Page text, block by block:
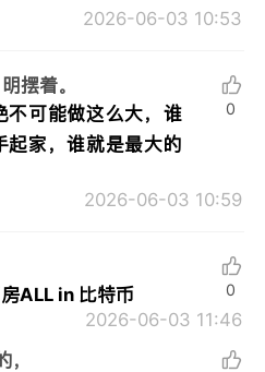
2026-06-03 10:53
摆着。
不可能做这么大，谁
起家，谁就是最大的
2026-06-03 10:59
0
ALL in 比特币
2026-06-03 11:46
0